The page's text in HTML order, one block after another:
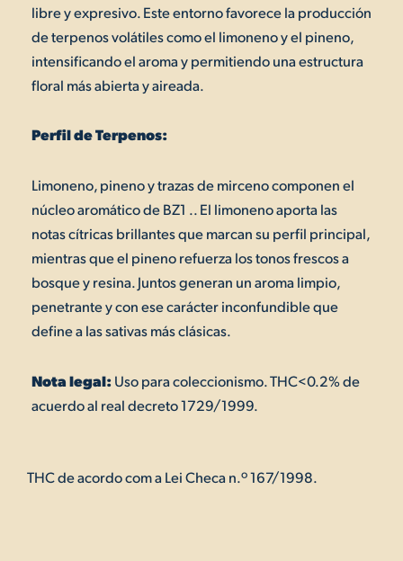
libre y expresivo. Este entorno favorece la producción
de terpenos volátiles como el limoneno y el pineno,
intensificando el aroma y permitiendo una estructura
floral más abierta y aireada.
Perfil de Terpenos:
Limoneno, pineno y trazas de mirceno componen el
núcleo aromático de BZ1 .. El limoneno aporta las
notas cítricas brillantes que marcan su perfil principal,
mientras que el pineno refuerza los tonos frescos a
bosque y resina. Juntos generan un aroma limpio,
penetrante y con ese carácter inconfundible que
define a las sativas más clásicas.
Nota legal:Uso para coleccionismo. THC<0.2% de
acuerdo al real decreto 1729/1999.
THC de acordo com a Lei Checa n.º 167/1998.